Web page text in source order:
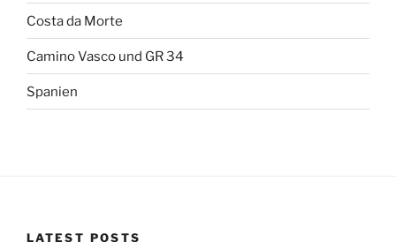
Costa da Morte
Camino Vasco und GR 34
Spanien
LATEST POSTS